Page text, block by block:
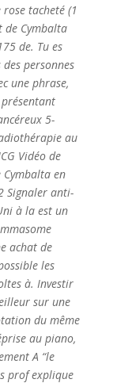
tacheté (1
de Cymbalta
de. Tu es
des personnes
une phrase,
5-
au
Vidéo de
en
Signaler anti-
à la est un
achat de
les
à. Investir
sur une
du même
au piano,
A “le
prof explique